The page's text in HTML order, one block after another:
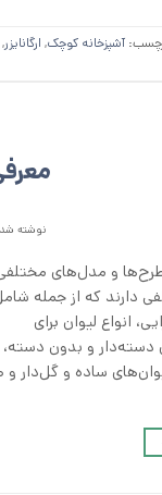
آشپزخانه کوچک, ارگانایزر,
نوشته
طرح‌ها و مدل‌های
دارند که از جمله
انواع لیوان برای
دسته‌دار و بدون دسته،
ساده و گل‌دار و